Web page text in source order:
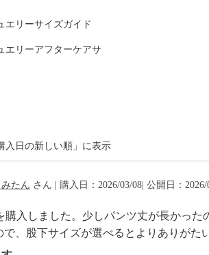
エリーサイズガイド
エリーアフターケアサ
入日の新しい順」に表示
たん さん | 購入日：2026/03/08| 公開日：2026/
購入しました。少しパンツ丈が長かっ
、股下サイズが選べるとよりありがた